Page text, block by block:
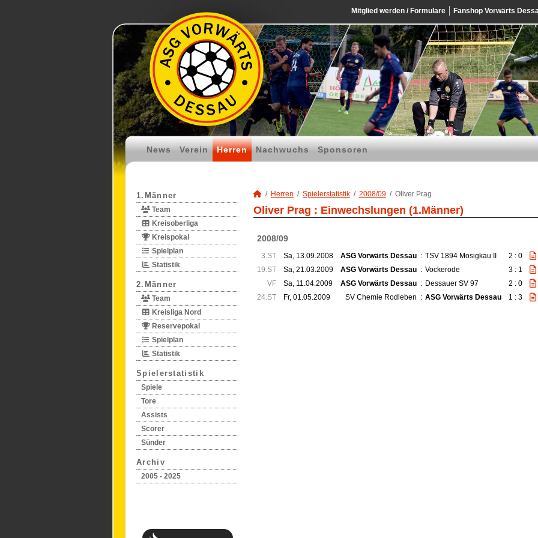
Mitglied werden / Formulare Fanshop Vorwärts
News Verein Herren Nachwuchs Sponsoren
1.Männer
Team
Kreisoberliga
Kreispokal
Spielplan
Statistik
2.Männer
Team
Kreisliga Nord
Reservepokal
Spielplan
Statistik
Spielerstatistik
Spiele
Tore
Assists
Scorer
Sünder
Archiv
2005 - 2025
Herren Spielerstatistik 2008/09 Oliver Prag
Oliver Prag : Einwechslungen (1.Männer)
2008/09
3.ST Sa, 13.09.2008 ASG Vorwärts Dessau : TSV 1894 Mosigkau II 2 : 0
19.ST Sa, 21.03.2009 ASG Vorwärts Dessau : Vockerode 3 : 1
VF Sa, 11.04.2009 ASG Vorwärts Dessau : Dessauer SV 97 2 : 0
24.ST Fr, 01.05.2009 SV Chemie Rodleben : ASG Vorwärts Dessau 1 : 3